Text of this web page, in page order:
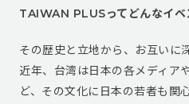
TAIWAN PLUSってどんなイベ
その歴史と立地から、お互いに
近年、台湾は日本の各メディア
ど、その文化に日本の若者も関